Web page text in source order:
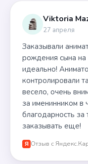
Viktoria
27 апреля
Заказывали
рождения сына
идеально!
контролировали
весело, очень
за именинником в
благодарность
заказывать еще!
Я Отзыв с